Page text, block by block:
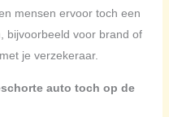
mensen ervoor toch een
bijvoorbeeld voor brand of
je verzekeraar.
auto toch op de